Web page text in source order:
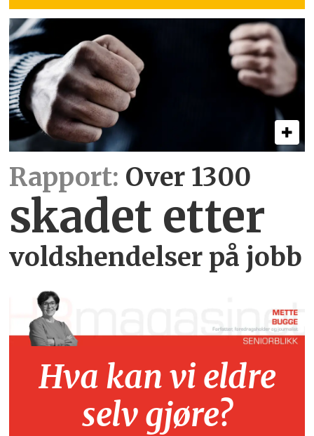
Rapport: Over 1300
skadet etter
voldshendelser på jobb
Hva kan vi eldre
selv gjøre?